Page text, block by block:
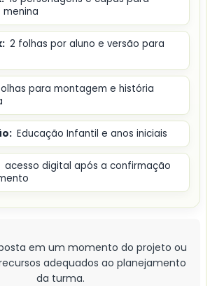
menina
2 folhas por aluno e versão para
para montagem e história
Educação Infantil e anos iniciais
acesso digital após a confirmação
em um momento do projeto ou
adequados ao planejamento
da turma.